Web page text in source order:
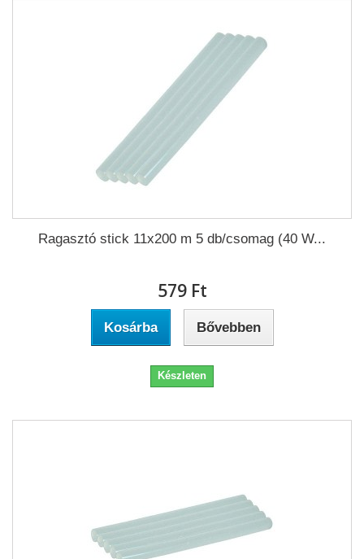
Ragasztó stick 11x200 m 5 db/csomag (40 W...
579 Ft‎
Kosárba Bővebben
Készleten